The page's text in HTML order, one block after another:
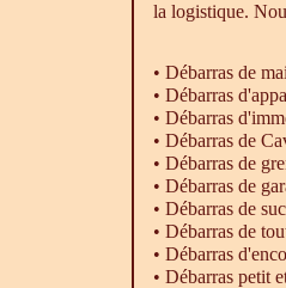
la logistique.
• Débarras de
• Débarras
• Débarras
• Débarras de
• Débarras de
• Débarras de
• Débarras de
• Débarras de
• Débarras
• Débarras petit